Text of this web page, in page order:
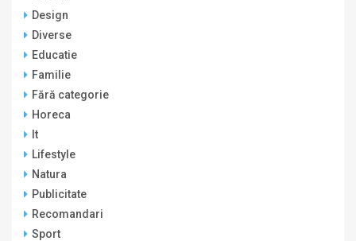
Design
Diverse
Educatie
Familie
Fără categorie
Horeca
It
Lifestyle
Natura
Publicitate
Recomandari
Sport